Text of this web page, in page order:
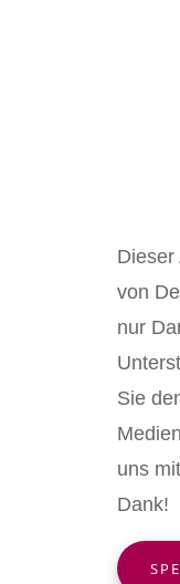
Dieser
von
nur
Sie
uns
Dank!